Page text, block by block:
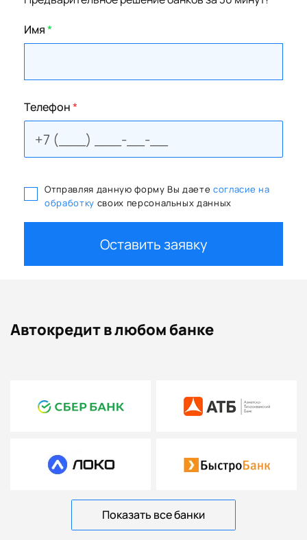
Имя*
Телефон*
Отправляя данную форму Вы даете согласие на
обработку своих персональных данных
Оставить заявку
Автокредит в любом банке
Показать все банки